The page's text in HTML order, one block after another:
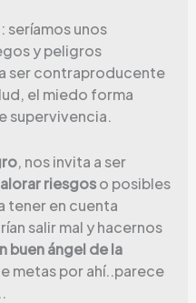
seríamos unos
y peligros
ser contraproducente
el miedo forma
supervivencia.
, nos invita a ser
riesgoso posibles
tener en cuenta
salir mal y hacernos
buen ángel de la
metas por ahí..parece